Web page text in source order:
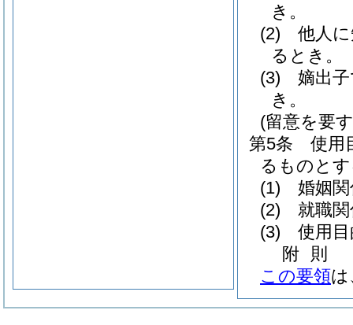
き。
(2)
他人
るとき。
(3)
嫡出
き。
(留意を要
第5条
使用
るものと
(1)
婚姻
(2)
就職
(3)
使用
附 則
この要領は